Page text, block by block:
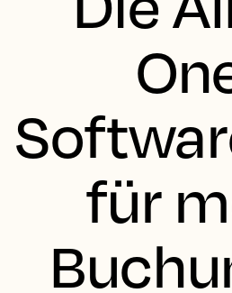
für